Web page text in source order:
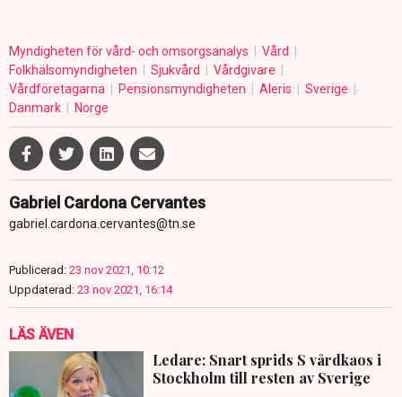
Myndigheten för vård- och omsorgsanalys
Vård
Folkhälsomyndigheten
Sjukvård
Vårdgivare
Vårdföretagarna
Pensionsmyndigheten Aleris
Sverige
Danmark
Norge
Gabriel Cardona Cervantes
gabriel.cardona.cervantes@tn.se
Publicerad: 23 nov 2021, 10:12
Uppdaterad: 23 nov 2021, 16:14
LÄS ÄVEN
Ledare: Snart sprids S vårdkaos i
Stockholm till resten av Sverige